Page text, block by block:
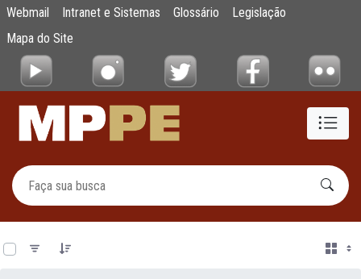
Pular para o Conteúdo principal
Documentos
Webmail Intranet e Sistemas Glossário
Legislação
Mapa do Site